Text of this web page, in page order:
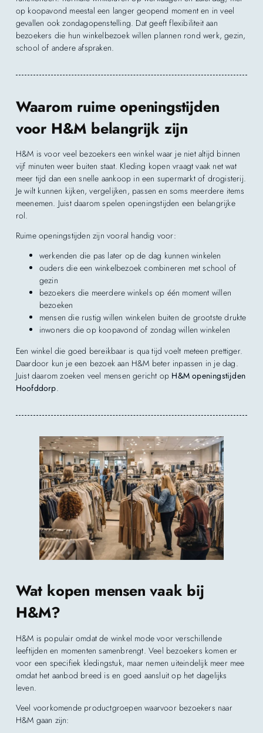
op koopavond meestal een langer geopend moment en in veel
gevallen ook zondagopenstelling. Dat geeft flexibiliteit aan
bezoekers die hun winkelbezoek willen plannen rond werk, gezin,
school of andere afspraken.
Waarom ruime openingstijden
voor H&M belangrijk zijn
H&M is voor veel bezoekers een winkel waar je niet altijd binnen
vijf minuten weer buiten staat. Kleding kopen vraagt vaak net wat
meer tijd dan een snelle aankoop in een supermarkt of drogisterij.
Je wilt kunnen kijken, vergelijken, passen en soms meerdere items
meenemen. Juist daarom spelen openingstijden een belangrijke
rol.
Ruime openingstijden zijn vooral handig voor:
werkenden die pas later op de dag kunnen winkelen
ouders die een winkelbezoek combineren met school of
gezin
bezoekers die meerdere winkels op één moment willen
bezoeken
mensen die rustig willen winkelen buiten de grootste drukte
inwoners die op koopavond of zondag willen winkelen
Een winkel die goed bereikbaar is qua tijd voelt meteen prettiger.
Daardoor kun je een bezoek aan H&M beter inpassen in je dag.
Juist daarom zoeken veel mensen gericht op H&M openingstijden
Hoofddorp.
Wat kopen mensen vaak bij
H&M?
H&M is populair omdat de winkel mode voor verschillende
leeftijden en momenten samenbrengt. Veel bezoekers komen er
voor een specifiek kledingstuk, maar nemen uiteindelijk meer mee
omdat het aanbod breed is en goed aansluit op het dagelijks
leven.
Veel voorkomende productgroepen waarvoor bezoekers naar
H&M gaan zijn: